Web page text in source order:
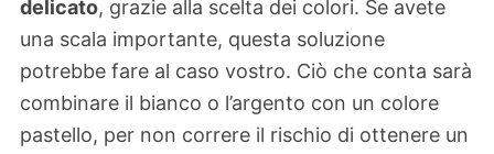
delicato, grazie alla scelta dei colori. Se avete
una scala importante, questa soluzione
potrebbe fare al caso vostro. Ciò che conta sarà
combinare il bianco o l’argento con un colore
pastello, per non correre il rischio di ottenere un